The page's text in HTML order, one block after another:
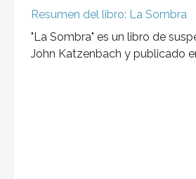
Resumen del libro: La Sombra
"La Sombra" es un libro de
John Katzenbach y publicado